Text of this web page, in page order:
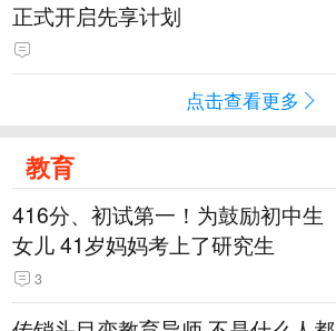
正式开启先享计划
点击查看更多
教育
416分、初试第一！为鼓励初中生
女儿 41岁妈妈考上了研究生
3